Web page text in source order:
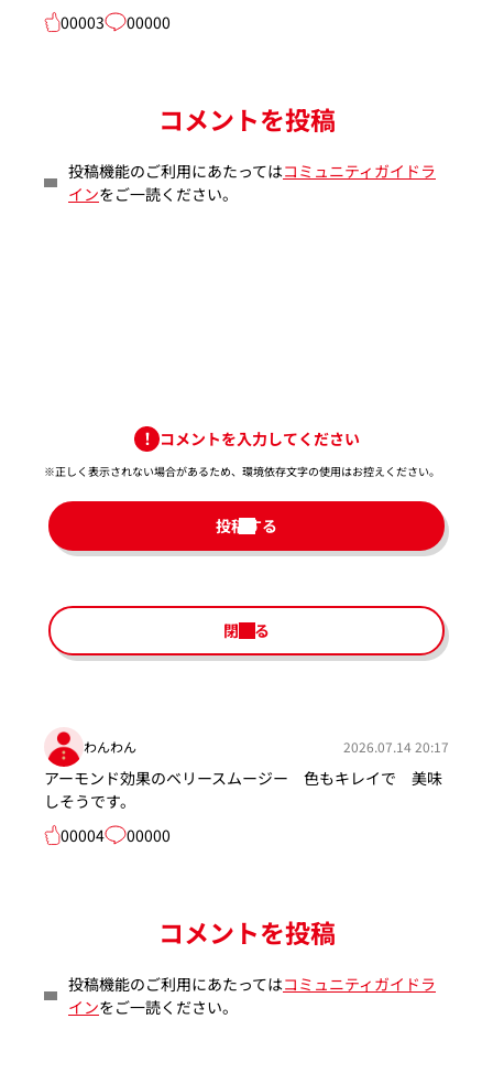
00003
00000
コメントを投稿
投稿機能のご利用にあたってはコミュニティガイドラ
インをご一読ください。
コメントを入力してください
※正しく表示されない場合があるため、環境依存文字の使用はお控えください。​
投稿する
閉じる
わんわん 2026.07.14 20:17
アーモンド効果のベリースムージー 色もキレイで 美味
しそうです。
00004
00000
コメントを投稿
投稿機能のご利用にあたってはコミュニティガイドラ
インをご一読ください。